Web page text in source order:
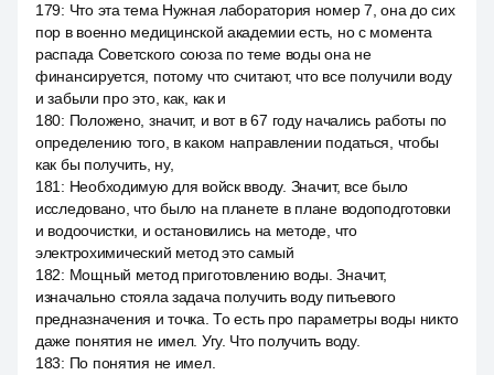
179: Что эта тема Нужная лаборатория номер 7, она до сих
пор в военно медицинской академии есть, но с момента
распада Советского союза по теме воды она не
финансируется, потому что считают, что все получили воду
и забыли про это, как, как и
180: Положено, значит, и вот в 67 году начались работы по
определению того, в каком направлении податься, чтобы
как бы получить, ну,
181 : Необходимую для войск вводу. Значит, все было
исследовано, что было на планете в плане водоподготовки
и водоочистки, и остановились на методе, что
электрохимический метод это самый
182: Мощный метод приготовлению воды. Значит,
изначально стояла задача получить воду питьевого
предназначения и точка. То есть про параметры воды никто
даже понятия не имел. Угу. Что получить воду.
183: По понятия не имел.